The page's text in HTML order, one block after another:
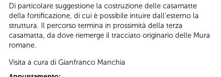
Di particolare suggestione la costruzione delle casamatte
della fortificazione, di cui è possibile intuire dall’esterno la
struttura. Il percorso termina in prossimità della terza
casamatta, da dove riemerge il tracciato originario delle Mura
romane.
Visita a cura di Gianfranco Manchia